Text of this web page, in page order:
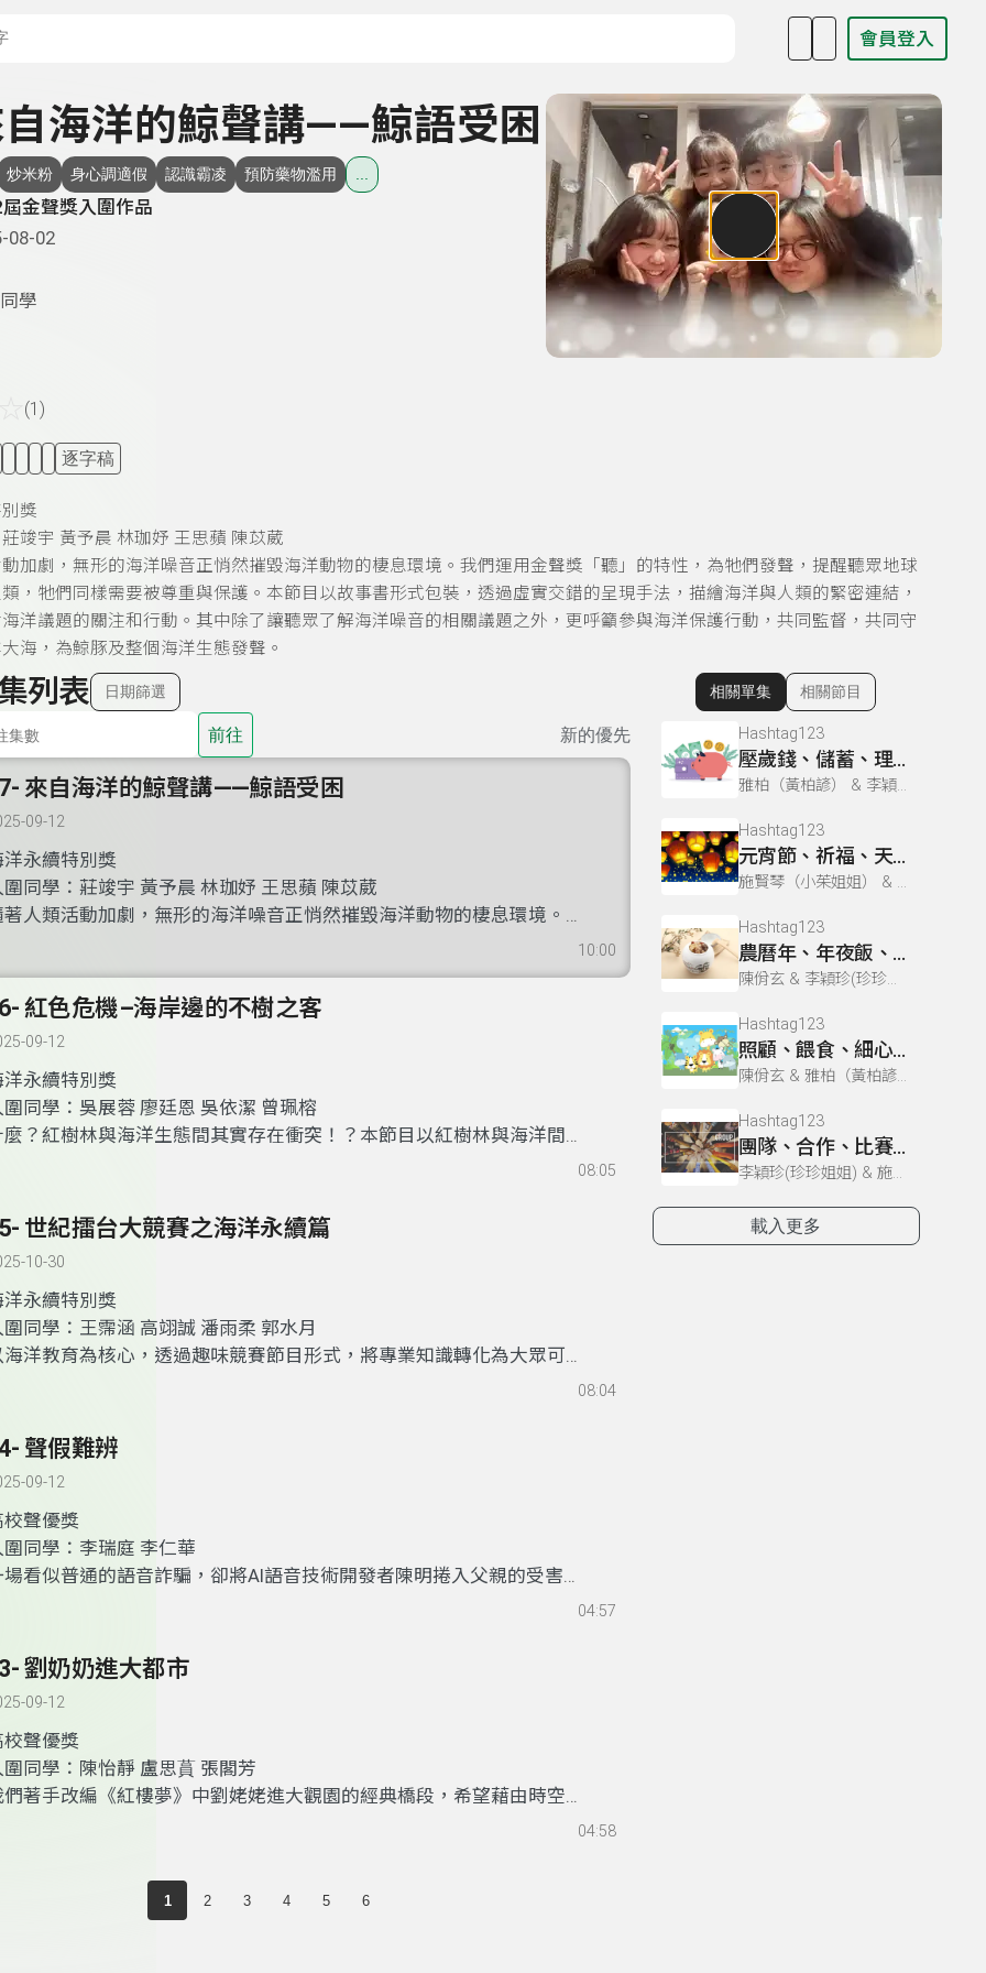
會員登入
海洋的鯨聲講——鯨語受困
炒米粉 身心調適假 認識霸凌 預防藥物濫用
金聲獎入圍作品
08-02
學
(1)
逐字稿
獎
竣宇 黃予晨 林珈妤 王思蘋 陳苡葳
加劇，無形的海洋噪音正悄然摧毀海洋動物的棲息環境。我們運用金聲獎「聽」的特性，為牠們發聲，提醒聽眾地球
，牠們同樣需要被尊重與保護。本節目以故事書形式包裝，透過虛實交錯的呈現手法，描繪海洋與人類的緊密連結，
洋議題的關注和行動。其中除了讓聽眾了解海洋噪音的相關議題之外，更呼籲參與海洋保護行動，共同監督，共同守
海，為鯨豚及整個海洋生態發聲。
列表 日期篩選
前往 新的優先
來自海洋的鯨聲講——鯨語受困
09-12
洋永續特別獎
圍同學：莊竣宇 黃予晨 林珈妤 王思蘋 陳苡葳
著人類活動加劇，無形的海洋噪音正悄然摧毀海洋動物的棲息環境。我
運用金聲獎「聽」的特性，為牠們發聲，提醒聽眾地球不只屬於人類，
們同樣需要被尊重與保護。本節目以故事書形式包裝，透過虛實交錯的
現手法，描繪海洋與人類的緊密連結，激發聽眾對海洋議題的關注和行
。其中除了讓聽眾了解海洋噪音的相關議題之外，更呼籲參與海洋保護
動，共同監督，共同守護這片汪洋大海，為鯨豚及整個海洋生態發聲。
10:00
紅色危機–海岸邊的不樹之客
09-12
洋永續特別獎
圍同學：吳展蓉 廖廷恩 吳依潔 曾珮榕
麼？紅樹林與海洋生態間其實存在衝突！？本節目以紅樹林與海洋間的
係作為主題，探討生態循環下的問題，藉由劇情推演，以輕鬆的方式讓
看看到底發生了什麼事吧～
08:05
世紀擂台大競賽之海洋永續篇
10-30
洋永續特別獎
圍同學：王霈涵 高翊誠 潘雨柔 郭水月
海洋教育為核心，透過趣味競賽節目形式，將專業知識轉化為大眾可理
的內容，拉近民眾與海洋議題的距離。節目聚焦台灣當前海洋政策、海
，藉由活潑互動的表現方式傳遞科學與政策知識，讓節目兼具趣味性與
育性，也強化全民的海洋素養與環境責任感，展現媒體在推動海洋教
、環境永續與社會公民意識上的積極角色，對國家永續發展具深遠意
。
08:04
聲假難辨
09-12
校聲優獎
圍同學：李瑞庭 李仁華
場看似普通的語音詐騙，卻將AI語音技術開發者陳明捲入父親的受害事
的角力，情節在道德與責任之間層層揭露。隨著真相浮現，陳明被迫正
：當科技被濫用，創造者是否能置身事外？《聲假難辨》揭開AI模仿技
背後的倫理陰影，也叩問我們對親情與真相的信任有多深。
04:57
劉奶奶進大都市
09-12
校聲優獎
圍同學：陳怡靜 盧思蒷 張閣芳
們著手改編《紅樓夢》中劉姥姥進大觀園的經典橋段，希望藉由時空背
的轉換，重新呈現城鄉差距與階級差異。在創作過程中，要以什麼代替
奇與格格不入的感受，不只是戲劇效果，而是我們想讓聽眾能夠體會到
會當中存在的階級差異。這段聲音劇的用意不是要批判哪一方，而是希
04:58
1 2 3 4 5 6
顯示相關單集
相關單集 相關節目
Hashtag123
壓歲錢、儲蓄、理財｜就是愛閱讀《土地公公曬白銀》
雅柏（黃柏諺） & 李穎珍(珍珍姐姐) & 施賢琴（小茱姐姐） & 陳佾玄
Hashtag123
元宵節、祈福、天燈｜就是愛閱讀《天燈的由來》
施賢琴（小茱姐姐） & 李穎珍(珍珍姐姐) & 陳佾玄 & 雅柏（黃柏諺）
Hashtag123
農曆年、年夜飯、滿足｜就是愛閱讀《佛跳牆的由來》
陳佾玄 & 李穎珍(珍珍姐姐) & 施賢琴（小茱姐姐） & 雅柏（黃柏諺）
Hashtag123
照顧、餵食、細心｜超能力行動讚《保育員》
陳佾玄 & 雅柏（黃柏諺） & 李穎珍(珍珍姐姐) & 施賢琴（小茱姐姐）
Hashtag123
團隊、合作、比賽｜就是愛閱讀《最美的旅行》
李穎珍(珍珍姐姐) & 施賢琴（小茱姐姐） & 雅柏（黃柏諺） & 陳佾玄
載入更多